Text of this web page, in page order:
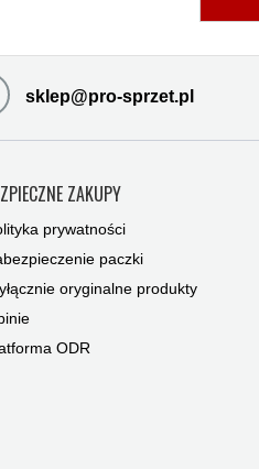
sklep@pro-sprzet.pl
ZAKUPY
prywatności
paczki
oryginalne produkty
ODR